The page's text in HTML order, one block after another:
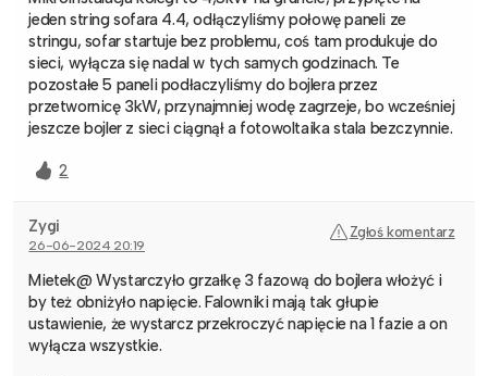
jeden string sofara 4.4, odłączyliśmy połowę paneli ze
stringu, sofar startuje bez problemu, coś tam produkuje do
sieci, wyłącza się nadal w tych samych godzinach. Te
pozostałe 5 paneli podłaczyliśmy do bojlera przez
przetwornicę 3kW, przynajmniej wodę zagrzeje, bo wcześniej
jeszcze bojler z sieci ciągnął a fotowoltaika stala bezczynnie.
2
Zygi
26-06-2024 20:19
Zgłoś komentarz
Mietek@ Wystarczyło grzałkę 3 fazową do bojlera włożyć i
by też obniżyło napięcie. Falowniki mają tak głupie
ustawienie, że wystarcz przekroczyć napięcie na 1 fazie a on
wyłącza wszystkie.